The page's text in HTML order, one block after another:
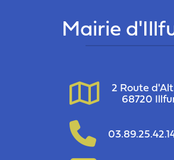
Mairie
2 Route
68720